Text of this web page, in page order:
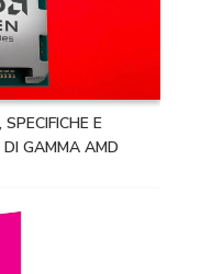
E
GAMMA AMD